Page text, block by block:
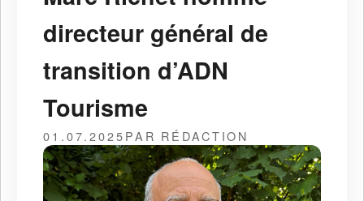
directeur général de
transition d’ADN
Tourisme
01.07.2025PAR RÉDACTION